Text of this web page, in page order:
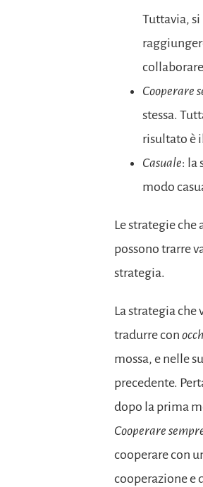
Tuttavia,
Cooperare
stessa.
risultato è
Casuale: la
modo
Le strategie
possono trarre
strategia.
La strategia
tradurre con
mossa, e nelle
precedente.
dopo la prima
Cooperare
cooperare con
cooperazione e